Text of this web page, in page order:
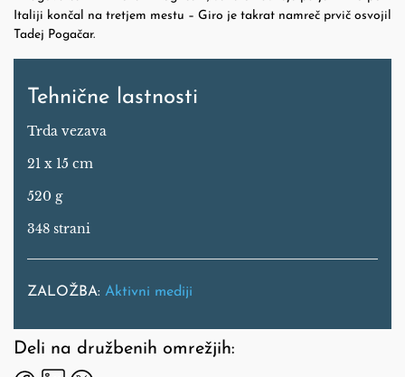
Italiji končal na tretjem mestu – Giro je takrat namreč prvič osvojil
Tadej Pogačar.
Tehnične lastnosti
Trda vezava
21 x 15 cm
520 g
348 strani
ZALOŽBA: Aktivni mediji
Deli na družbenih omrežjih: